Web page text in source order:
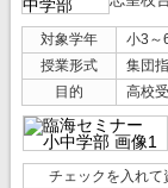
対象学年
小3～
授業形式
集団
目的
高校
チェックを入れて